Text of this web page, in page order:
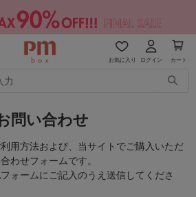
お気に入り ログイン カート
問い合わせ
用方法および、当サイトでご購入いただ
わせフォームです。
ォームにご記入のうえ送信してくださ